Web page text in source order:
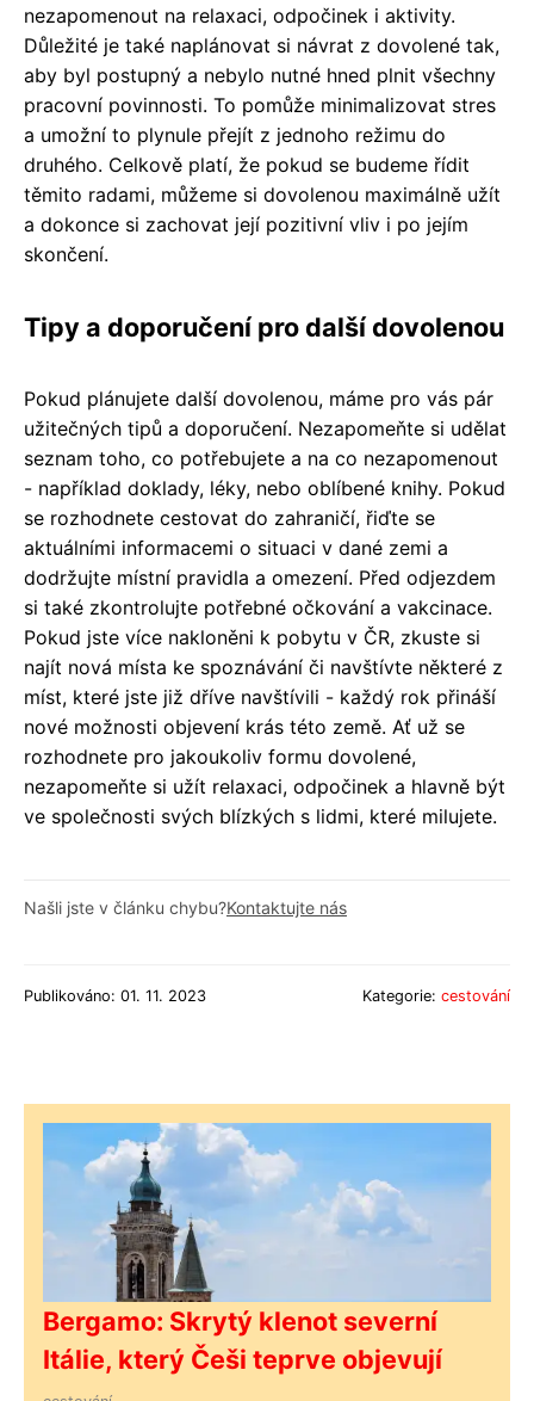
nezapomenout na relaxaci, odpočinek i aktivity.
Důležité je také naplánovat si návrat z dovolené tak,
aby byl postupný a nebylo nutné hned plnit všechny
pracovní povinnosti. To pomůže minimalizovat stres
a umožní to plynule přejít z jednoho režimu do
druhého. Celkově platí, že pokud se budeme řídit
těmito radami, můžeme si dovolenou maximálně užít
a dokonce si zachovat její pozitivní vliv i po jejím
skončení.
Tipy a doporučení pro další dovolenou
Pokud plánujete další dovolenou, máme pro vás pár
užitečných tipů a doporučení. Nezapomeňte si udělat
seznam toho, co potřebujete a na co nezapomenout
- například doklady, léky, nebo oblíbené knihy. Pokud
se rozhodnete cestovat do zahraničí, řiďte se
aktuálními informacemi o situaci v dané zemi a
dodržujte místní pravidla a omezení. Před odjezdem
si také zkontrolujte potřebné očkování a vakcinace.
Pokud jste více nakloněni k pobytu v ČR, zkuste si
najít nová místa ke spoznávání či navštívte některé z
míst, které jste již dříve navštívili - každý rok přináší
nové možnosti objevení krás této země. Ať už se
rozhodnete pro jakoukoliv formu dovolené,
nezapomeňte si užít relaxaci, odpočinek a hlavně být
ve společnosti svých blízkých s lidmi, které milujete.
Našli jste v článku chybu?Kontaktujte nás
Publikováno: 01. 11. 2023 Kategorie: cestování
Bergamo: Skrytý klenot severní
Itálie, který Češi teprve objevují